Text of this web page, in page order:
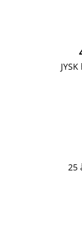
25